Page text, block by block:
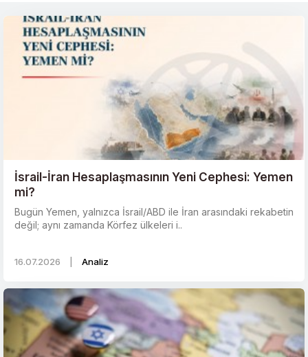
İsrail-İran Hesaplaşmasının Yeni Cephesi: Yemen
mi?
Bugün Yemen, yalnızca İsrail/ABD ile İran arasındaki rekabetin
değil; aynı zamanda Körfez ülkeleri i..
16.07.2026 Analiz